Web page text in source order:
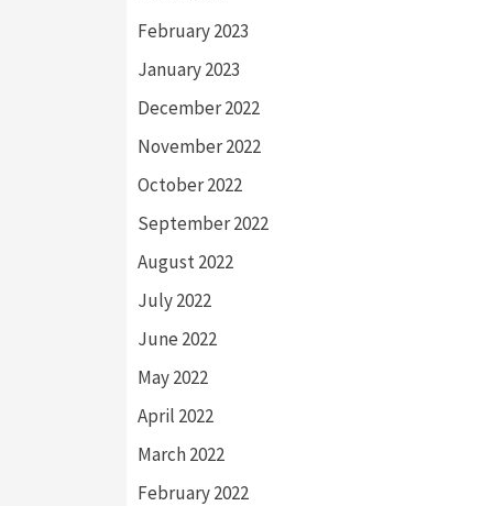
February 2023
January 2023
December 2022
November 2022
October 2022
September 2022
August 2022
July 2022
June 2022
May 2022
April 2022
March 2022
February 2022